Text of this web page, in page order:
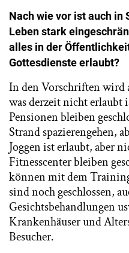
Nach wie vor ist auch
Leben stark
alles in der
Gottesdienste erlaubt?
In den Vorschriften wird
was derzeit nicht erlaubt
Pensionen bleiben
Strand spazierengehen,
Joggen ist erlaubt, aber
Fitnesscenter bleiben
können mit dem
sind noch geschlossen,
Gesichtsbehandlungen
Krankenhäuser und
Besucher.